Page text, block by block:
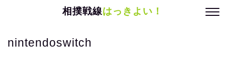
相撲戦線はっきよい！
nintendoswitch